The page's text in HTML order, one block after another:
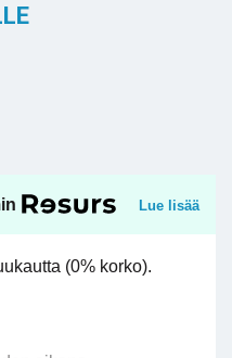
Lue lisää
(0% korko).